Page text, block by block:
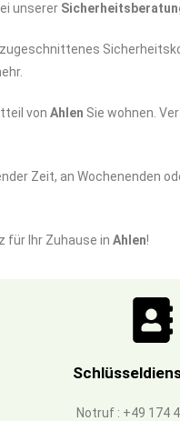
unserer
von Ahlen Sie wohnen.
Zeit, an Wochenenden
für Ihr Zuhause in Ahlen!
Notruf : +49 174